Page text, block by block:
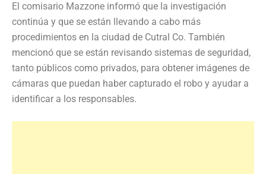
El comisario Mazzone informó que la investigación
continúa y que se están llevando a cabo más
procedimientos en la ciudad de Cutral Co. También
mencionó que se están revisando sistemas de seguridad,
tanto públicos como privados, para obtener imágenes de
cámaras que puedan haber capturado el robo y ayudar a
identificar a los responsables.